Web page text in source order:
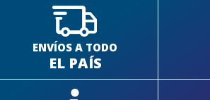
ENVÍOS A TODO
EL PAÍS